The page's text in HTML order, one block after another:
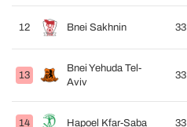
12 Bnei Sakhnin 33
13
Bnei Yehuda Tel-
Aviv
33
14 Hapoel Kfar-Saba 33